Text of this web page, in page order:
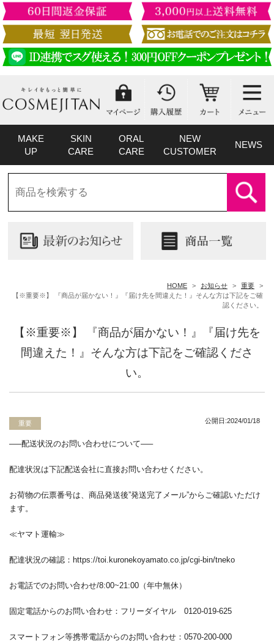
MAKE
UP
SKIN
CARE
ORAL
CARE
NEW
CUSTOMER
NEWS
HOME > お知らせ > 重要
>
【※重要※】 『商品が届かない！』『届け先を間違えた！』そんな方は下記をご確
認ください。
【※重要※】 『商品が届かない！』『届け先を
間違えた！』そんな方は下記をご確認くださ
い。
重要 公開日:2024/01/18
—–配送状況のお問い合わせについて—–
配達状況は下記配送会社に直接お問い合わせください。
お荷物の伝票番号は、商品発送後”発送完了メール”からご確認いただけ
ます。
≪ヤマト運輸≫
配達状況の確認：https://toi.kuronekoyamato.co.jp/cgi-bin/tneko
お電話でのお問い合わせ/8:00~21:00 （年中無休）
固定電話からのお問い合わせ：フリーダイヤル 0120-019-625
スマートフォン等携帯電話からのお問い合わせ： 0570-200-000